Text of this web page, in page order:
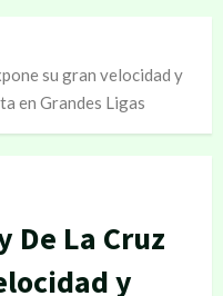
su gran velocidad y
en Grandes Ligas
De La Cruz
y